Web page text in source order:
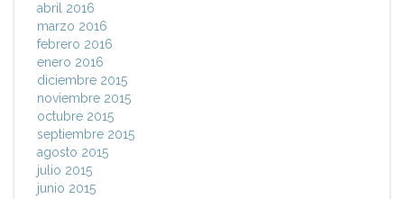
abril 2016
marzo 2016
febrero 2016
enero 2016
diciembre 2015
noviembre 2015
octubre 2015
septiembre 2015
agosto 2015
julio 2015
junio 2015